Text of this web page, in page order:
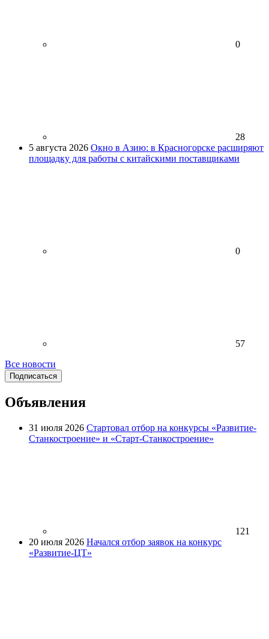
0
28
5 августа 2026 Окно в Азию: в Красногорске расширяют
площадку для работы с китайскими поставщиками
0
57
Все новости
Подписаться
Объявления
31 июля 2026 Стартовал отбор на конкурсы «Развитие-
Станкостроение» и «Старт-Станкостроение»
121
20 июля 2026 Начался отбор заявок на конкурс
«Развитие-ЦТ»